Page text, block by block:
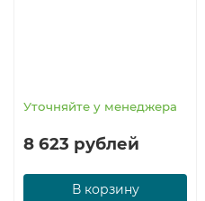
Уточняйте у менеджера
8 623 рублей
В корзину